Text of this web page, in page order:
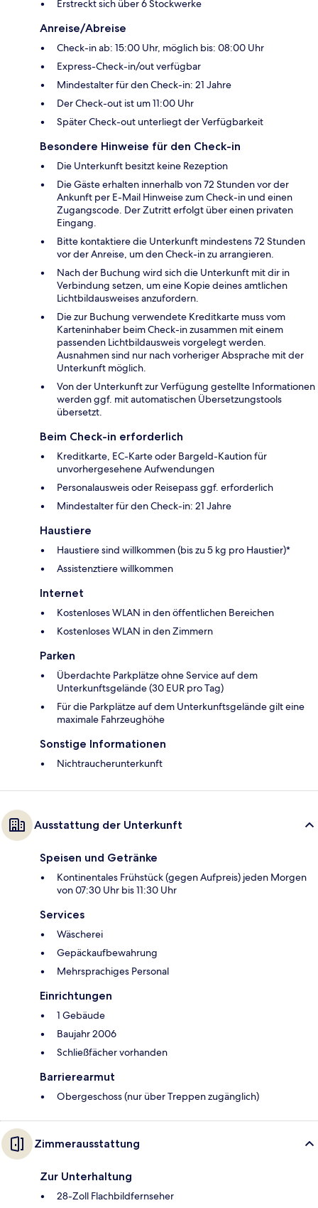
Erstreckt sich über 6 Stockwerke
Anreise/Abreise
Check-in ab: 15:00 Uhr, möglich bis: 08:00 Uhr
Express-Check-in/out verfügbar
Mindestalter für den Check-in: 21 Jahre
Der Check-out ist um 11:00 Uhr
Später Check-out unterliegt der Verfügbarkeit
Besondere Hinweise für den Check-in
Die Unterkunft besitzt keine Rezeption
Die Gäste erhalten innerhalb von 72 Stunden vor der
Ankunft per E-Mail Hinweise zum Check-in und einen
Zugangscode. Der Zutritt erfolgt über einen privaten
Eingang.
Bitte kontaktiere die Unterkunft mindestens 72 Stunden
vor der Anreise, um den Check-in zu arrangieren.
Nach der Buchung wird sich die Unterkunft mit dir in
Verbindung setzen, um eine Kopie deines amtlichen
Lichtbildausweises anzufordern.
Die zur Buchung verwendete Kreditkarte muss vom
Karteninhaber beim Check-in zusammen mit einem
passenden Lichtbildausweis vorgelegt werden.
Ausnahmen sind nur nach vorheriger Absprache mit der
Unterkunft möglich.
Von der Unterkunft zur Verfügung gestellte Informationen
werden ggf. mit automatischen Übersetzungstools
übersetzt.
Beim Check-in erforderlich
Kreditkarte, EC-Karte oder Bargeld-Kaution für
unvorhergesehene Aufwendungen
Personalausweis oder Reisepass ggf. erforderlich
Mindestalter für den Check-in: 21 Jahre
Haustiere
Haustiere sind willkommen (bis zu 5 kg pro Haustier)*
Assistenztiere willkommen
Internet
Kostenloses WLAN in den öffentlichen Bereichen
Kostenloses WLAN in den Zimmern
Parken
Überdachte Parkplätze ohne Service auf dem
Unterkunftsgelände (30 EUR pro Tag)
Für die Parkplätze auf dem Unterkunftsgelände gilt eine
maximale Fahrzeughöhe
Sonstige Informationen
Nichtraucherunterkunft
Ausstattung der Unterkunft
Speisen und Getränke
Kontinentales Frühstück (gegen Aufpreis) jeden Morgen
von 07:30 Uhr bis 11:30 Uhr
Services
Wäscherei
Gepäckaufbewahrung
Mehrsprachiges Personal
Einrichtungen
1 Gebäude
Baujahr 2006
Schließfächer vorhanden
Barrierearmut
Obergeschoss (nur über Treppen zugänglich)
Zimmerausstattung
Zur Unterhaltung
28-Zoll Flachbildfernseher